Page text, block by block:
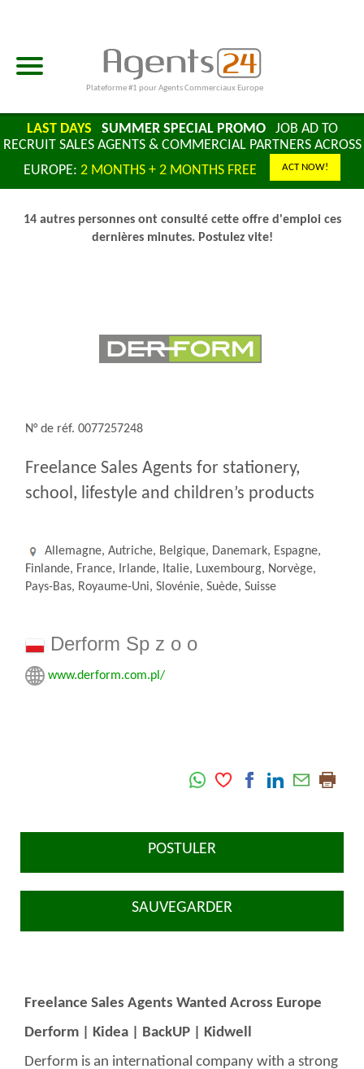
Plateforme #1 pour Agents Commerciaux Europe
LAST DAYS SUMMER SPECIAL PROMOJOB AD TO
RECRUIT SALES AGENTS & COMMERCIAL PARTNERS ACROSS
EUROPE: 2 MONTHS + 2 MONTHS FREE ACT NOW!
14 autres personnes ont consulté cette offre d'emploi ces
dernières minutes. Postulez vite!
N° de réf. 0077257248
Freelance Sales Agents for stationery,
school, lifestyle and children’s products
Allemagne, Autriche, Belgique, Danemark, Espagne,
Finlande, France, Irlande, Italie, Luxembourg, Norvège,
Pays-Bas, Royaume-Uni, Slovénie, Suède, Suisse
Derform Sp z o o
www.derform.com.pl/
POSTULER
SAUVEGARDER
Freelance Sales Agents Wanted Across Europe
Derform | Kidea | BackUP | Kidwell
Derform is an international company with a strong